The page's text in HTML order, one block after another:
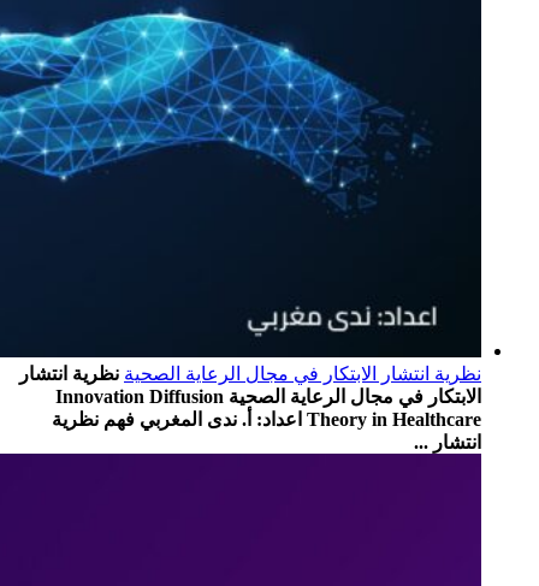
نظرية انتشار الابتكار في مجال الرعاية الصحية نظرية انتشار
الابتكار في مجال الرعاية الصحية Innovation Diffusion
Theory in Healthcare اعداد: أ. ندى المغربي فهم نظرية
انتشار ...